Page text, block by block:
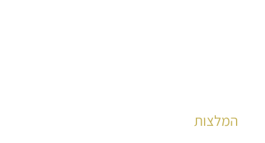
המלצות